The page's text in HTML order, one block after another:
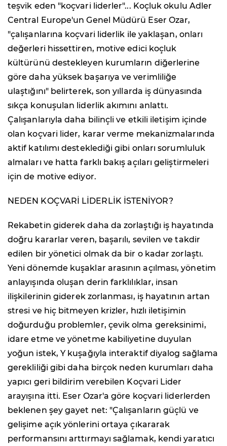
teşvik eden "koçvari liderler"... Koçluk okulu Adler
Central Europe'un Genel Müdürü Eser Ozar,
"çalışanlarına koçvari liderlik ile yaklaşan, onları
değerleri hissettiren, motive edici koçluk
kültürünü destekleyen kurumların diğerlerine
göre daha yüksek başarıya ve verimliliğe
ulaştığını" belirterek, son yıllarda iş dünyasında
sıkça konuşulan liderlik akımını anlattı.
Çalışanlarıyla daha bilinçli ve etkili iletişim içinde
olan koçvari lider, karar verme mekanizmalarında
aktif katılımı desteklediği gibi onları sorumluluk
almaları ve hatta farklı bakış açıları geliştirmeleri
için de motive ediyor.
NEDEN KOÇVARİ LİDERLİK İSTENİYOR?
Rekabetin giderek daha da zorlaştığı iş hayatında
doğru kararlar veren, başarılı, sevilen ve takdir
edilen bir yönetici olmak da bir o kadar zorlaştı.
Yeni dönemde kuşaklar arasının açılması, yönetim
anlayışında oluşan derin farklılıklar, insan
ilişkilerinin giderek zorlanması, iş hayatının artan
stresi ve hiç bitmeyen krizler, hızlı iletişimin
doğurduğu problemler, çevik olma gereksinimi,
idare etme ve yönetme kabiliyetine duyulan
yoğun istek, Y kuşağıyla interaktif diyalog sağlama
gerekliliği gibi daha birçok neden kurumları daha
yapıcı geri bildirim verebilen Koçvari Lider
arayışına itti. Eser Ozar'a göre koçvari liderlerden
beklenen şey gayet net: "Çalışanların güçlü ve
gelişime açık yönlerini ortaya çıkararak
performansını arttırmayı sağlamak, kendi yaratıcı